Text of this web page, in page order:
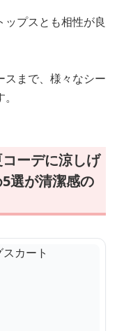
プスとも相性が良
スまで、様々なシー
ーデに涼しげ
選が清潔感の